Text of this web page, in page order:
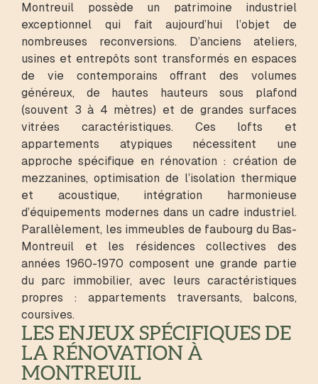
Montreuil possède un patrimoine industriel
exceptionnel qui fait aujourd’hui l’objet de
nombreuses reconversions. D’anciens ateliers,
usines et entrepôts sont transformés en espaces
de vie contemporains offrant des volumes
généreux, de hautes hauteurs sous plafond
(souvent 3 à 4 mètres) et de grandes surfaces
vitrées caractéristiques. Ces lofts et
appartements atypiques nécessitent une
approche spécifique en rénovation : création de
mezzanines, optimisation de l’isolation thermique
et acoustique, intégration harmonieuse
d’équipements modernes dans un cadre industriel.
Parallèlement, les immeubles de faubourg du Bas-
Montreuil et les résidences collectives des
années 1960-1970 composent une grande partie
du parc immobilier, avec leurs caractéristiques
propres : appartements traversants, balcons,
coursives.
LES ENJEUX SPÉCIFIQUES DE
LA RÉNOVATION À
MONTREUIL